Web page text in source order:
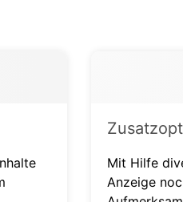
Mit Hilfe
Anzeige